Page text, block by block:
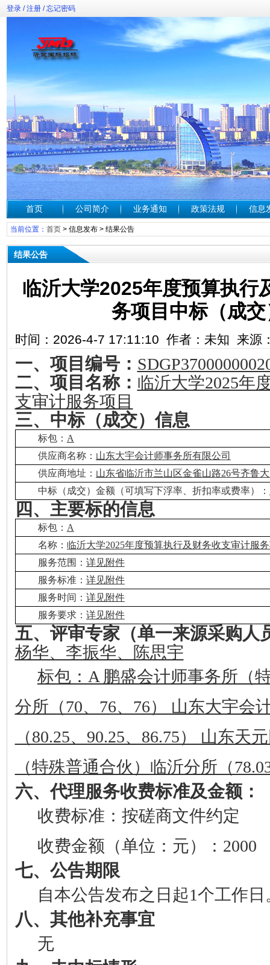
登录/注册/忘记密码
首页 公司简介 业务通知 政策法规 信息
当前位置： 首页> 信息发布> 结果公告
结果公告
临沂大学2025年度预算执行
务项目中标（成
时间：2026-4-7 17:11:10 作者：未知 来源
一、项目编号：
二、项目名称： 临沂大学2025年
支审计服务项目
三、中标（成交）信息
标包： A
供应商名称： 山东大宇会计师事务所有限公司
供应商地址： 山东省临沂市兰山区金雀山路26号齐鲁
中标（成交）金额（可填写下浮率、折扣率或费率）：
四、主要标的信息
标包： A
名称： 临沂大学2025年度预算执行及财务收支审计服
服务范围： 详见附件
服务标准： 详见附件
服务时间： 详见附件
服务要求： 详见附件
五、评审专家（单一来源采购人
杨华、李振华、陈思宇
标包：A 鹏盛会计师事务所（
分所（70、76、76） 山东大宇会
（80.25、90.25、86.75） 山东天
（特殊普通合伙）临沂分所（
六、代理服务收费标准及金额：
收费标准：按磋商文件约定
收费金额（单位：元）：2000
七、公告期限
自本公告发布之日起1个工作日
八、其他补充事宜
无